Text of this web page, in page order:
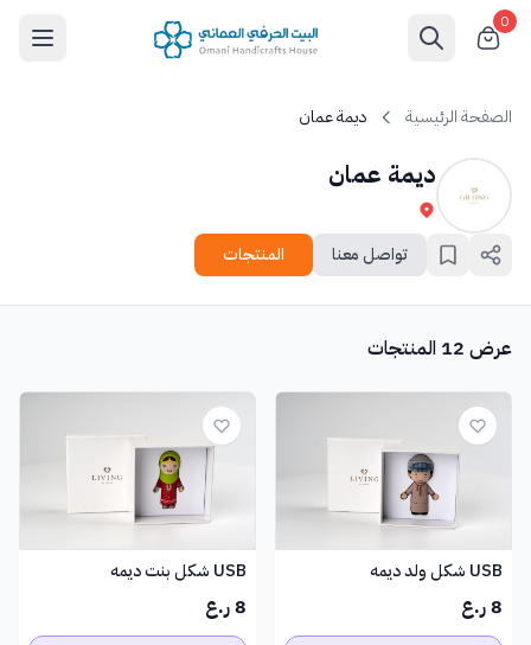
0
الصفحة الرئيسية ديمة عمان
ديمة عمان
تواصل معنا المنتجات
عرض 12 المنتجات
USB شكل ولد ديمه
8 ر.ع
USB شكل بنت ديمه
8 ر.ع